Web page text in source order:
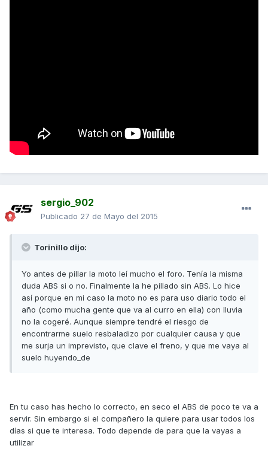
sergio_902
Publicado 27 de Mayo del 2015
Torinillo dijo:
Yo antes de pillar la moto leí mucho el foro. Tenía la misma
duda ABS si o no. Finalmente la he pillado sin ABS. Lo hice
así porque en mi caso la moto no es para uso diario todo el
año (como mucha gente que va al curro en ella) con lluvia
no la cogeré. Aunque siempre tendré el riesgo de
encontrarme suelo resbaladizo por cualquier causa y que
me surja un imprevisto, que clave el freno, y que me vaya al
suelo huyendo_de
En tu caso has hecho lo correcto, en seco el ABS de poco te va a
servir. Sin embargo si el compañero la quiere para usar todos los
días si que te interesa. Todo depende de para que la vayas a
utilizar